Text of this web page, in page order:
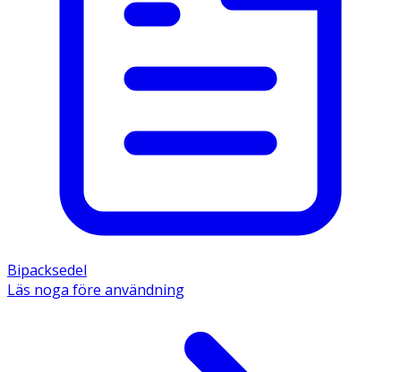
Bipacksedel
Läs noga före användning